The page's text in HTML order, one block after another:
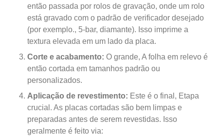
então passada por rolos de gravação, onde um rolo
está gravado com o padrão de verificador desejado
(por exemplo., 5-bar, diamante). Isso imprime a
textura elevada em um lado da placa.
Corte e acabamento: O grande, A folha em relevo é
então cortada em tamanhos padrão ou
personalizados.
Aplicação de revestimento: Este é o final, Etapa
crucial. As placas cortadas são bem limpas e
preparadas antes de serem revestidas. Isso
geralmente é feito via: